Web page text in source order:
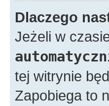
Dlaczego
Jeżeli w
tej witrynie
Zapobiega to